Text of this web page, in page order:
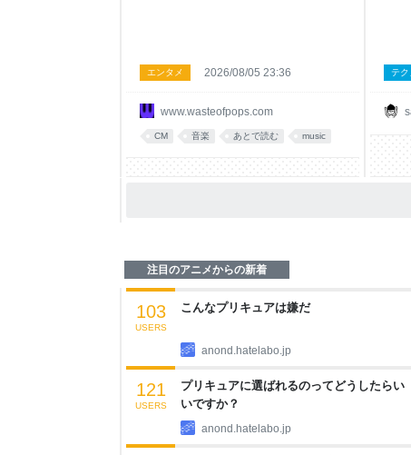
www.wasteofpops.com
いる方です。 割としっとり目の曲が多い
人が何でこんな曲を、と思ったのです
せて、自分の「置きにいきがち」なとこ
ろから思い切り外してチャレンジしてみ
エンタメ 2026/08/05 23:36
CM 音楽 あとで読む music
行っ
と思
場を
て
テク
注目のアニメからの新着
こんなプリキュアは嫌だ
103
USERS
anond.hatelabo.jp
プリキュアに選ばれるのってどうしたらい
いですか？
121
USERS
anond.hatelabo.jp